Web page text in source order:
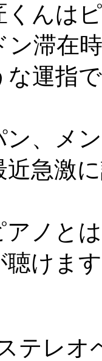
んは
ン滞在
運指
、メ
近急激
ノと
聴けま
テレオ